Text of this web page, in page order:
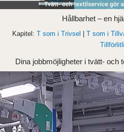
Hållbarhet – en
Kapitel: T som i Trivsel | T som i
Dina jobbmöjligheter i tvätt-